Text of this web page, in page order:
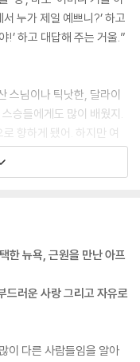
누가 제일 예쁘니?’ 하고
!’ 하고 대답해 주는 거울.”
스님이나 틱낫한, 달라이
승들에게도 많이 배웠지.
향하게 됐어. 하지만 여
든 것을 사랑하고 생산하
의 몸과 마음을 사랑했으
해야 할지는 저절로 알게
바칠 ‘사랑과 일’이 무엇
가 없는 수행도 깨달음에
한 뉴욕, 근원을 만난 아프
드러운 사랑 그리고 자유로
이 다른 사람들임을 알아